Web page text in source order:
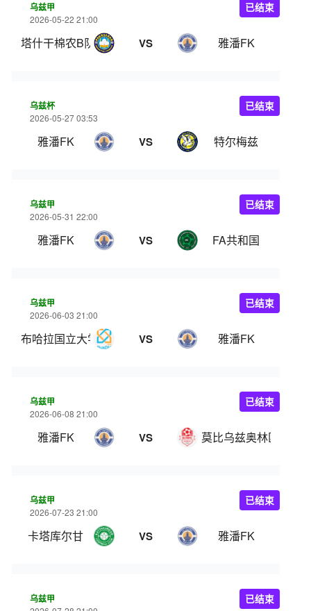
乌兹甲
2026-05-22 21:00
塔什干棉农B队 VS 雅潘FK
已结束
乌兹杯
2026-05-27 03:53
雅潘FK VS 特尔梅兹
已结束
乌兹甲
2026-05-31 22:00
雅潘FK VS FA共和国
已结束
乌兹甲
2026-06-03 21:00
布哈拉国立大学 VS 雅潘FK
已结束
乌兹甲
2026-06-08 21:00
雅潘FK VS 莫比乌兹奥林匹克
已结束
乌兹甲
2026-07-23 21:00
卡塔库尔甘 VS 雅潘FK
已结束
乌兹甲 已结束